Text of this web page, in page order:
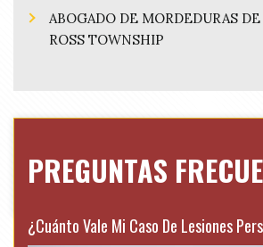
ABOGADO DE MORDEDURAS
ROSS TOWNSHIP
PREGUNTAS
¿Cuánto Vale Mi Caso De Lesiones